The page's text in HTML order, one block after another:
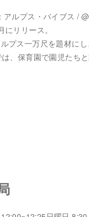
アルプス・バイブス /
にリリース。
プス一万尺を題材にし
、保育園で園児たち